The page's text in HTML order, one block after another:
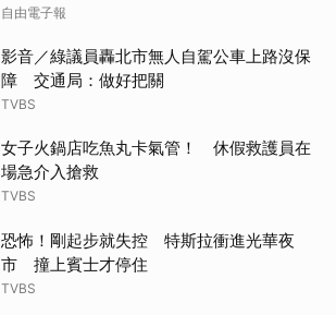
自由電子報
影音／綠議員轟北市無人自駕公車上路沒保
障 交通局：做好把關
TVBS
女子火鍋店吃魚丸卡氣管！ 休假救護員在
場急介入搶救
TVBS
恐怖！剛起步就失控 特斯拉衝進光華夜
市 撞上賓士才停住
TVBS